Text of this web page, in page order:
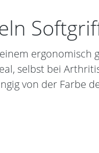
ergonomisch
selbst bei
von der Farbe